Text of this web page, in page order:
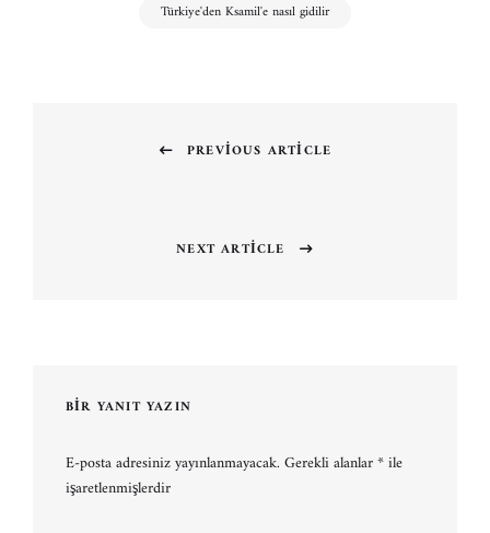
Türkiye'den Ksamil'e nasıl gidilir
PREVIOUS ARTICLE
NEXT ARTICLE
BIR YANIT YAZIN
E-posta adresiniz yayınlanmayacak. Gerekli alanlar*ile
işaretlenmişlerdir